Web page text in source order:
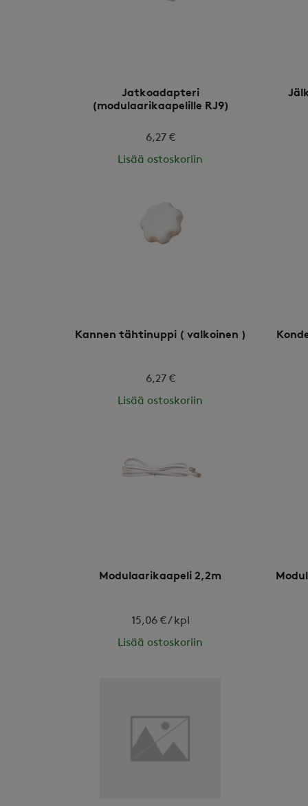
Jatkoadapteri
(modulaarikaapelille RJ9)
6,27 €
Lisää ostoskoriin
Kannen tähtinuppi ( valkoinen )
6,27 €
Lisää ostoskoriin
Modulaarikaapeli 2,2m
15,06 € / kpl
Lisää ostoskoriin